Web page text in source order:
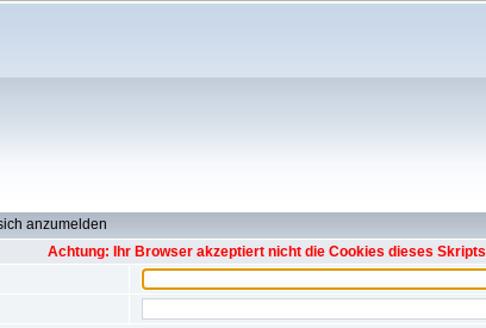
anzumelden
Achtung: Ihr Browser akzeptiert nicht die Cookies dieses Skripts